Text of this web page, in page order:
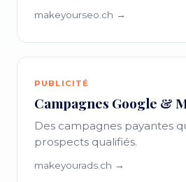
makeyourseo.ch →
PUBLICITÉ
Campagnes Google &
Des campagnes payantes
prospects qualifiés.
makeyourads.ch →